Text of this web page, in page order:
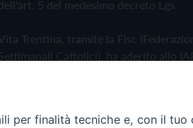
5 del medesimo decreto Lgs.
Trentina, tramite la Fisc
Cattolici), ha aderito allo
Privacy Policy Cookie Policy
per finalità tecniche e, con il